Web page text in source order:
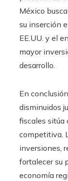
México
su inserción
EE.UU. y el
mayor
desarrollo.
En
disminuidos
fiscales sitúa
competitiva.
inversiones,
fortalecer su
economía